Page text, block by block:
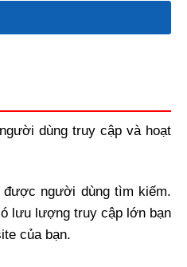
dùng truy cập và hoạt
được người dùng tìm kiếm.
lưu lượng truy cập lớn bạn
của bạn.